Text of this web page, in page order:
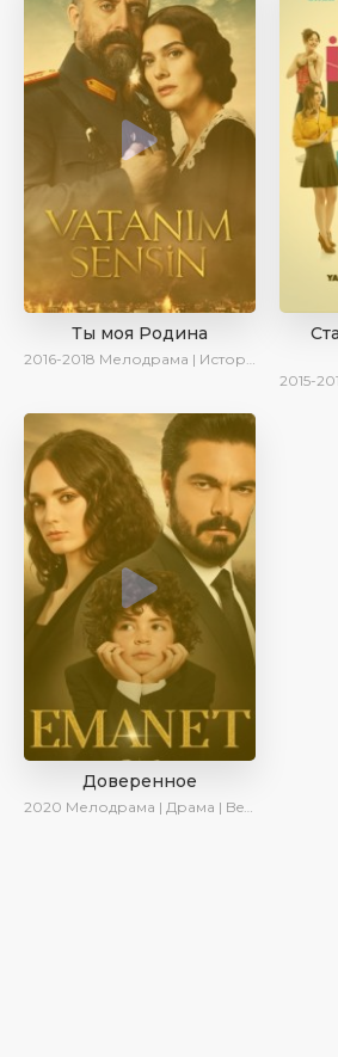
Ты моя Родина
2016-2018 Мелодрама | Исторический | Военный | Turok1990
2015-
Доверенное
2020 Мелодрама | Драма | BeniAffet